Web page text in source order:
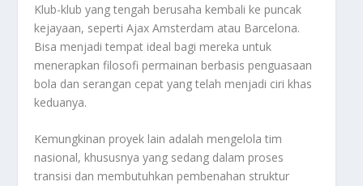
Klub-klub yang tengah berusaha kembali ke puncak
kejayaan, seperti Ajax Amsterdam atau Barcelona.
Bisa menjadi tempat ideal bagi mereka untuk
menerapkan filosofi permainan berbasis penguasaan
bola dan serangan cepat yang telah menjadi ciri khas
keduanya.
Kemungkinan proyek lain adalah mengelola tim
nasional, khususnya yang sedang dalam proses
transisi dan membutuhkan pembenahan struktur